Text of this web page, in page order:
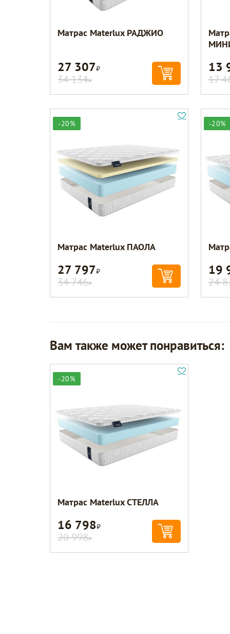
Матрас Materlux РАДЖИО
27 307Р
34 134Р
13
17
-20%
Матрас Materlux ПАОЛА
27 797Р
34 746Р
-20%
19
24
Вам также может понравиться:
-20%
Матрас Materlux СТЕЛЛА
16 798Р
20 998Р